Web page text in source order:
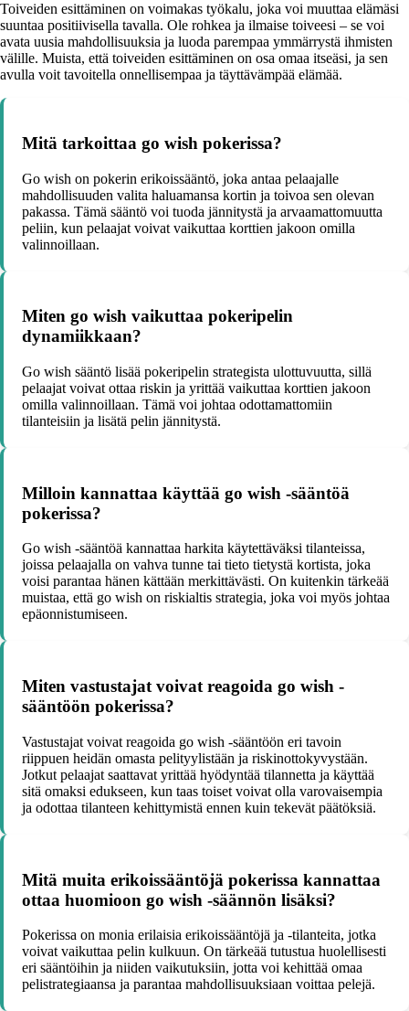
Toiveiden esittäminen on voimakas työkalu, joka voi muuttaa elämäsi
suuntaa positiivisella tavalla. Ole rohkea ja ilmaise toiveesi – se voi
avata uusia mahdollisuuksia ja luoda parempaa ymmärrystä ihmisten
välille. Muista, että toiveiden esittäminen on osa omaa itseäsi, ja sen
avulla voit tavoitella onnellisempaa ja täyttävämpää elämää.
Mitä tarkoittaa go wish pokerissa?
Go wish on pokerin erikoissääntö, joka antaa pelaajalle
mahdollisuuden valita haluamansa kortin ja toivoa sen olevan
pakassa. Tämä sääntö voi tuoda jännitystä ja arvaamattomuutta
peliin, kun pelaajat voivat vaikuttaa korttien jakoon omilla
valinnoillaan.
Miten go wish vaikuttaa pokeripelin
dynamiikkaan?
Go wish sääntö lisää pokeripelin strategista ulottuvuutta, sillä
pelaajat voivat ottaa riskin ja yrittää vaikuttaa korttien jakoon
omilla valinnoillaan. Tämä voi johtaa odottamattomiin
tilanteisiin ja lisätä pelin jännitystä.
Milloin kannattaa käyttää go wish -sääntöä
pokerissa?
Go wish -sääntöä kannattaa harkita käytettäväksi tilanteissa,
joissa pelaajalla on vahva tunne tai tieto tietystä kortista, joka
voisi parantaa hänen kättään merkittävästi. On kuitenkin tärkeää
muistaa, että go wish on riskialtis strategia, joka voi myös johtaa
epäonnistumiseen.
Miten vastustajat voivat reagoida go wish -
sääntöön pokerissa?
Vastustajat voivat reagoida go wish -sääntöön eri tavoin
riippuen heidän omasta pelityylistään ja riskinottokyvystään.
Jotkut pelaajat saattavat yrittää hyödyntää tilannetta ja käyttää
sitä omaksi edukseen, kun taas toiset voivat olla varovaisempia
ja odottaa tilanteen kehittymistä ennen kuin tekevät päätöksiä.
Mitä muita erikoissääntöjä pokerissa kannattaa
ottaa huomioon go wish -säännön lisäksi?
Pokerissa on monia erilaisia erikoissääntöjä ja -tilanteita, jotka
voivat vaikuttaa pelin kulkuun. On tärkeää tutustua huolellisesti
eri sääntöihin ja niiden vaikutuksiin, jotta voi kehittää omaa
pelistrategiaansa ja parantaa mahdollisuuksiaan voittaa pelejä.